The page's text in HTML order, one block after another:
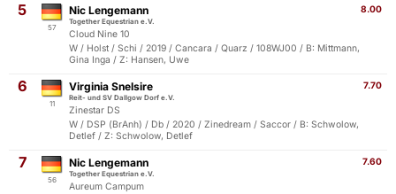
5
57
8.00
Nic Lengemann
Together Equestrian e.V.
Cloud Nine 10
W / Holst / Schi / 2019 / Cancara / Quarz / 108WJ00 / B: Mittmann,
Gina Inga / Z: Hansen, Uwe
6
11
7.70
Virginia Snelsire
Reit- und SV Dallgow Dorf e.V.
Zinestar DS
W / DSP (BrAnh) / Db / 2020 / Zinedream / Saccor / B: Schwolow,
Detlef / Z: Schwolow, Detlef
7
56
7.60
Nic Lengemann
Together Equestrian e.V.
Aureum Campum